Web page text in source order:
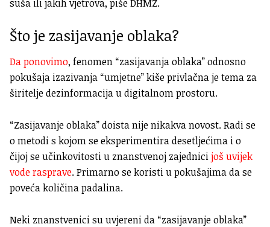
suša ili jakih vjetrova, piše DHMZ.
Što je zasijavanje oblaka?
Da ponovimo, fenomen “zasijavanja oblaka” odnosno
pokušaja izazivanja “umjetne” kiše privlačna je tema za
širitelje dezinformacija u digitalnom prostoru.
“Zasijavanje oblaka” doista nije nikakva novost. Radi se
o metodi s kojom se eksperimentira desetljećima i o
čijoj se učinkovitosti u znanstvenoj zajednicijoš uvijek
vode rasprave. Primarno se koristi u pokušajima da se
poveća količina padalina.
Neki znanstvenici su uvjereni da “zasijavanje oblaka”